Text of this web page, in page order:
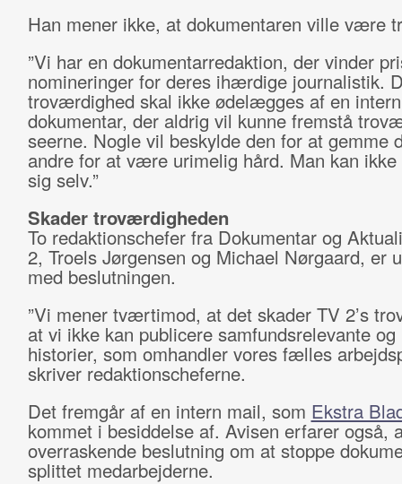
Han mener ikke, at dokumentaren ville være
”Vi har en dokumentarredaktion, der vinder
nomineringer for deres ihærdige journalistik.
troværdighed skal ikke ødelægges af en intern
dokumentar, der aldrig vil kunne fremstå
seerne. Nogle vil beskylde den for at gemme
andre for at være urimelig hård. Man kan ikke
sig selv.”
Skader troværdigheden
To redaktionschefer fra Dokumentar og
2, Troels Jørgensen og Michael Nørgaard, er
med beslutningen.
”Vi mener tværtimod, at det skader TV 2’s
at vi ikke kan publicere samfundsrelevante
historier, som omhandler vores fælles
skriver redaktionscheferne.
Det fremgår af en intern mail, som Ekstra
kommet i besiddelse af. Avisen erfarer også,
overraskende beslutning om at stoppe
splittet medarbejderne.